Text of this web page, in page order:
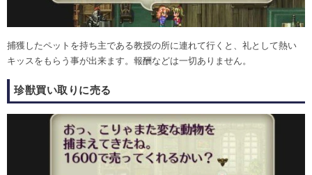
捕獲したペットを持ち主である教授の所に連れて行くと、礼として熱い
キッスをもらう事が出来ます。報酬などは一切ありません。
珍獣買い取りに売る